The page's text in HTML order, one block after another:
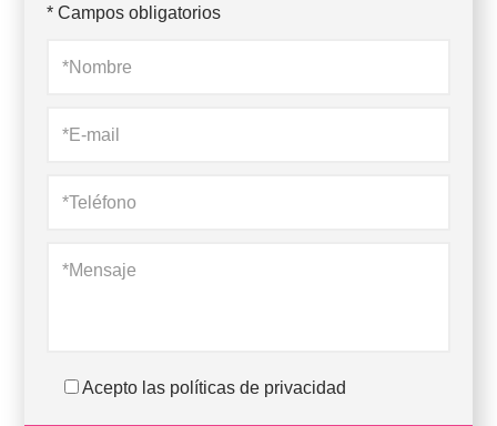
* Campos obligatorios
Acepto las políticas de privacidad